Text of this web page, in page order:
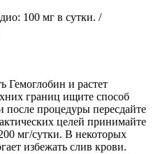
100 мг в сутки. /
Гемоглобин и растет
границ ищите способ
после процедуры пересдайте
целей принимайте
мг/сутки. В некоторых
избежать слив крови.